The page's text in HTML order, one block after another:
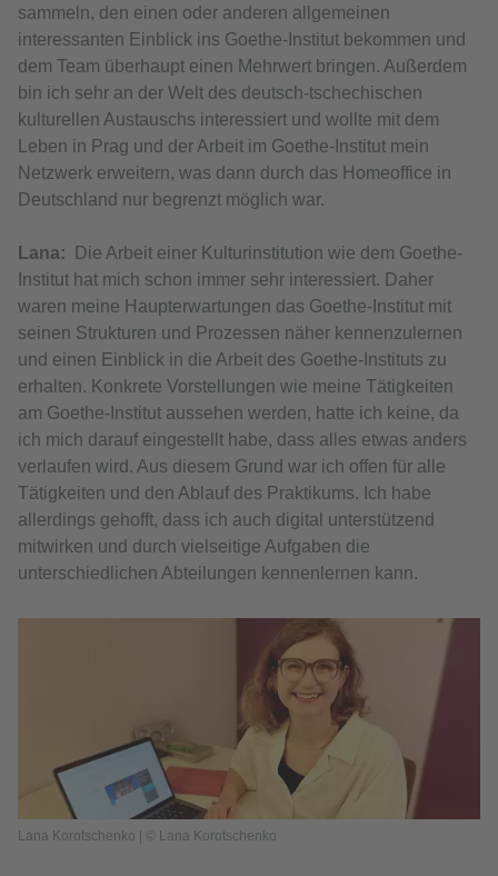
sammeln, den einen oder anderen allgemeinen
interessanten Einblick ins Goethe-Institut bekommen und
dem Team überhaupt einen Mehrwert bringen. Außerdem
bin ich sehr an der Welt des deutsch-tschechischen
kulturellen Austauschs interessiert und wollte mit dem
Leben in Prag und der Arbeit im Goethe-Institut mein
Netzwerk erweitern, was dann durch das Homeoffice in
Deutschland nur begrenzt möglich war.
Lana:
Die Arbeit einer Kulturinstitution wie dem Goethe-
Institut hat mich schon immer sehr interessiert. Daher
waren meine Haupterwartungen das Goethe-Institut mit
seinen Strukturen und Prozessen näher kennenzulernen
und einen Einblick in die Arbeit des Goethe-Instituts zu
erhalten. Konkrete Vorstellungen wie meine Tätigkeiten
am Goethe-Institut aussehen werden, hatte ich keine, da
ich mich darauf eingestellt habe, dass alles etwas anders
verlaufen wird. Aus diesem Grund war ich offen für alle
Tätigkeiten und den Ablauf des Praktikums. Ich habe
allerdings gehofft, dass ich auch digital unterstützend
mitwirken und durch vielseitige Aufgaben die
unterschiedlichen Abteilungen kennenlernen kann.
Lana Korotschenko | © Lana Korotschenko